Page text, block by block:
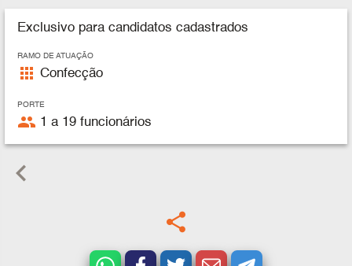
Exclusivo para candidatos cadastrados
RAMO DE ATUAÇÃO
apps Confecção
PORTE
people 1 a 19 funcionários
keyboard_arrow_left
share